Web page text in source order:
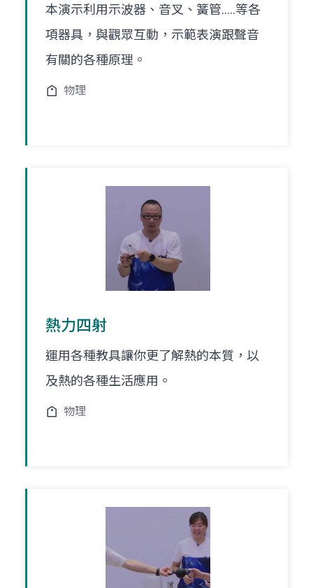
本演示利用示波器、音叉、簧管.....等各
項器具，與觀眾互動，示範表演跟聲音
有關的各種原理。
物理
熱力四射
運用各種教具讓你更了解熱的本質，以
及熱的各種生活應用。
物理